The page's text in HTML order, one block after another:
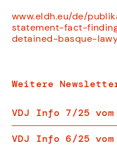
www.eldh.eu/de/
statement-fact-
detained-basque-
Weitere
VDJ Info 7/25
VDJ Info 6/25